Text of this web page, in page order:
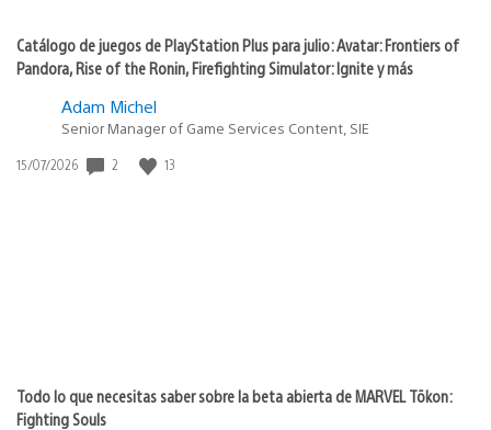
Catálogo de juegos de PlayStation Plus para julio: Avatar: Frontiers of
Pandora, Rise of the Ronin, Firefighting Simulator: Ignite y más
Adam Michel
Senior Manager of Game Services Content, SIE
Fecha
15/07/2026 2 13
Todo lo que necesitas saber sobre la beta abierta de MARVEL Tōkon:
Fighting Souls